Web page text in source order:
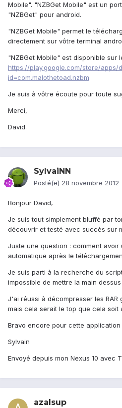
Mobile". "NZBGet Mobile" est un
"NZBGet" pour android.
"NZBGet Mobile" permet le
directement sur vôtre terminal
"NZBGet Mobile" est disponible sur
https://play.google.com/store/apps/
id=com.malothetoad.nzbm
Je suis à vôtre écoute pour toute
Merci,
David.
SylvaiNN
Posté(e) 28 novembre 2012
Bonjour David,
Je suis tout simplement bluffé par
découvrir et testé avec succès sur
Juste une question : comment avoir
automatique après le
Je suis parti à la recherche du
impossible de mettre la main
J'ai réussi à décompresser les RAR
mais cela serait le top que cela soit
Bravo encore pour cette application
Sylvain
Envoyé depuis mon Nexus 10 avec
azalsup